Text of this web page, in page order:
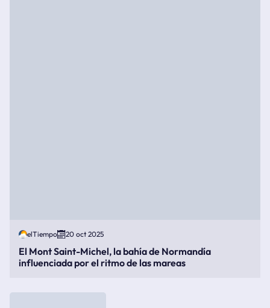
elTiempo 20 oct 2025
El Mont Saint-Michel, la bahía de Normandía
influenciada por el ritmo de las mareas